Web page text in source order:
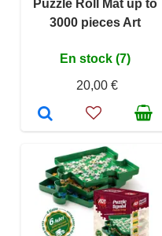
Puzzle Roll Mat up to
3000 pieces Art
En stock (7)
20,00 €